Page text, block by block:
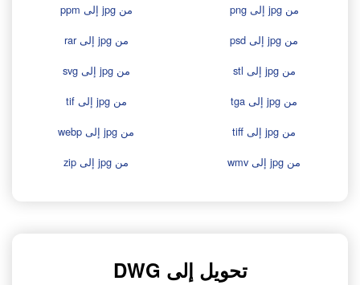
من jpg إلى png
من jpg إلى ppm
من jpg إلى psd
من jpg إلى rar
من jpg إلى stl
من jpg إلى svg
من jpg إلى tga
من jpg إلى tif
من jpg إلى tiff
من jpg إلى webp
من jpg إلى wmv
من jpg إلى zip
تحويل إلى DWG